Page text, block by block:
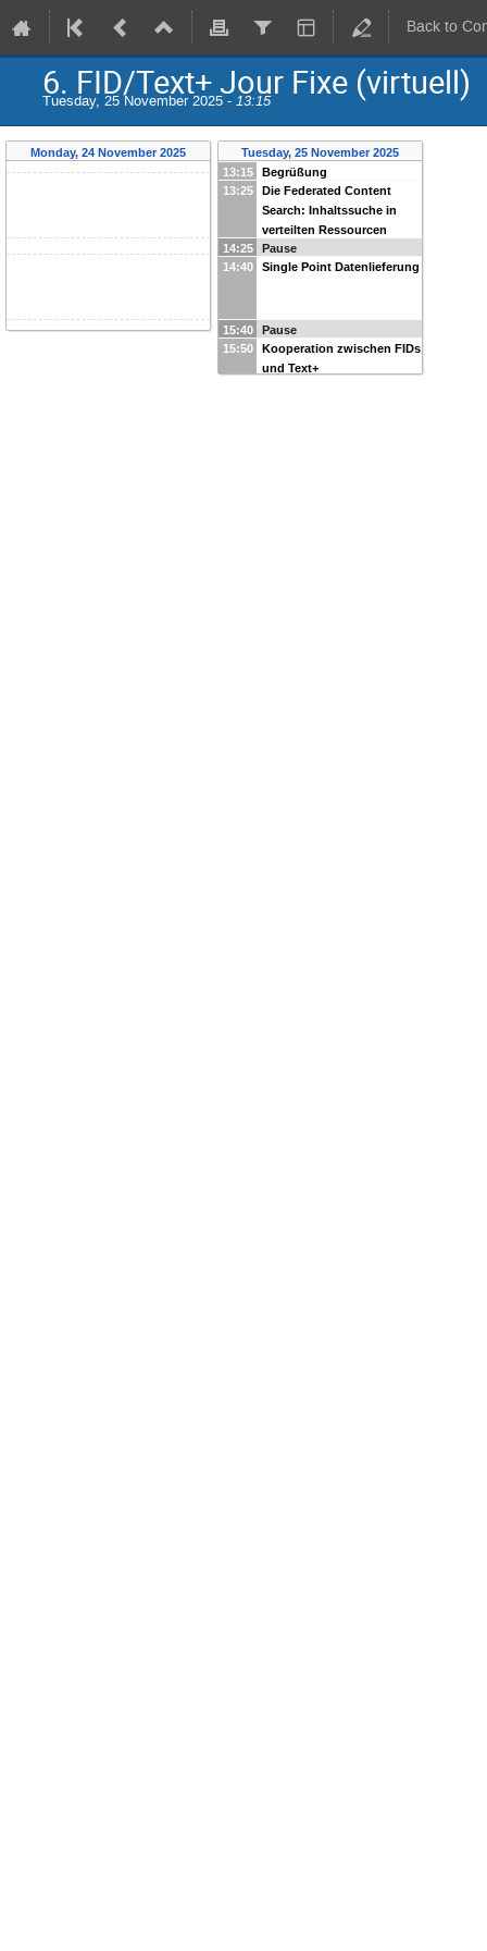
Back to
6. FID/Text+ Jour Fixe (virtuell)
Tuesday, 25 November 2025 - 13:15
Monday, 24 November 2025
Tuesday, 25 November 2025
13:15
Begrüßung
13:25
Die Federated Content
Search: Inhaltssuche in
verteilten Ressourcen
14:25
Pause
14:40
Single Point Datenlieferung
15:40
Pause
15:50
Kooperation zwischen FIDs
und Text+